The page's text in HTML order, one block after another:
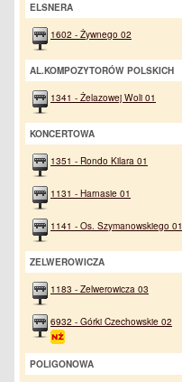
ELSNERA
1602 - Żywnego 02
AL.KOMPOZYTORÓW POLSKICH
1341 - Żelazowej Woli 01
KONCERTOWA
1351 - Rondo Kilara 01
1131 - Harnasie 01
1141 - Os. Szymanowskiego 01
ZELWEROWICZA
1183 - Zelwerowicza 03
6932 - Górki Czechowskie 02
POLIGONOWA